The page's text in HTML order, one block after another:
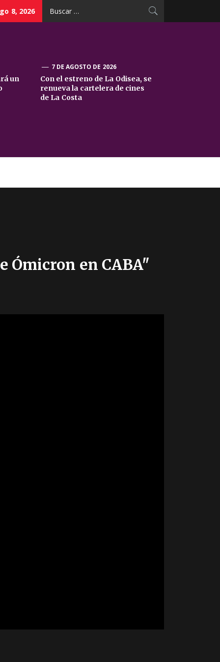
8, 2026
un
7 DE AGOSTO DE 2026
Con el estreno de La Odisea, se
renueva la cartelera de cines
de La Costa
Ómicron en CABA"